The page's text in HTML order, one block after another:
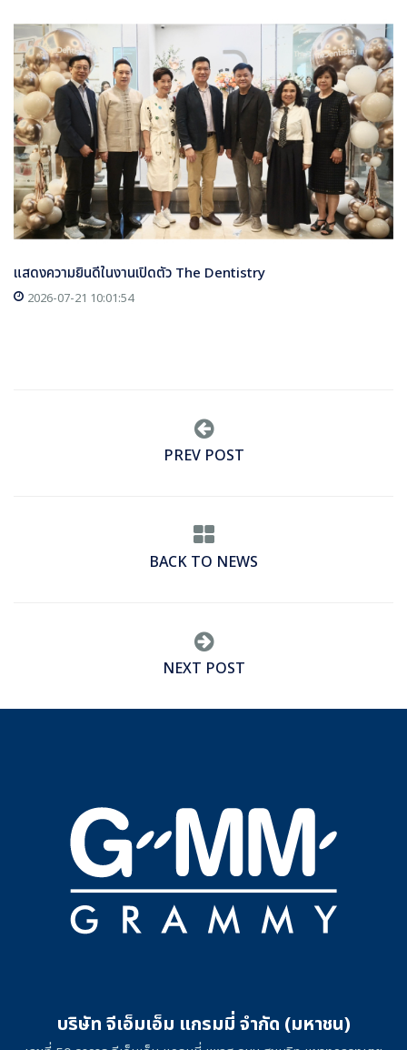
แสดงความยินดีในงานเปิดตัว The Dentistry
2026-07-21 10:01:54
PREV POST
BACK TO NEWS
NEXT POST
บริษัท จีเอ็มเอ็ม แกรมมี่ จำกัด (มหาชน)